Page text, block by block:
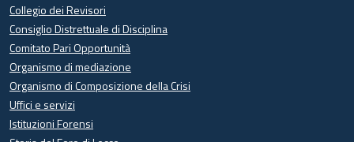
Collegio dei Revisori
Consiglio Distrettuale di Disciplina
Comitato Pari Opportunità
Organismo di mediazione
Organismo di Composizione della Crisi
Uffici e servizi
Istituzioni Forensi